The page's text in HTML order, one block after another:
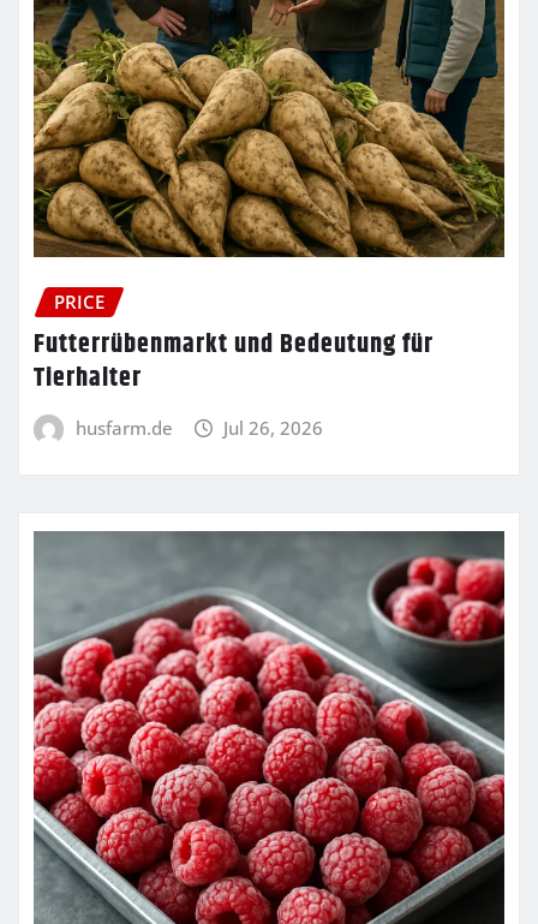
PRICE
Futterrübenmarkt und Bedeutung für
Tierhalter
husfarm.de Jul 26, 2026